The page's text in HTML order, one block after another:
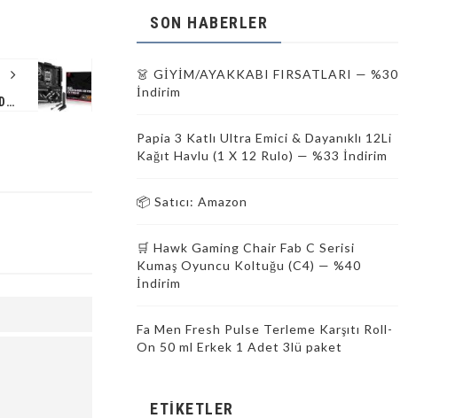
ASUS ROG CROSSHAIR X870E EXTREME AMD X870 AM5 DDR5 9000 HDMI 2XUSB4 5X M2 USB3.2 WIFI 7 + BT AURA RGB 10GBIT + 5GBIT LAN EATX 20+2+2 GÜÇ AŞAMALARI, ANAKART — %38 İNDIRIM | AMAZON TR FIRSATI
SON HABERLER
👗 GİYİM/AYAKKABI FIRSATLARI — %30
İndirim
Papia 3 Katlı Ultra Emici & Dayanıklı 12Li
Kağıt Havlu (1 X 12 Rulo) — %33 İndirim
📦 Satıcı: Amazon
🛒 Hawk Gaming Chair Fab C Serisi
Kumaş Oyuncu Koltuğu (C4) — %40
İndirim
Fa Men Fresh Pulse Terleme Karşıtı Roll-
On 50 ml Erkek 1 Adet 3lü paket
ETIKETLER